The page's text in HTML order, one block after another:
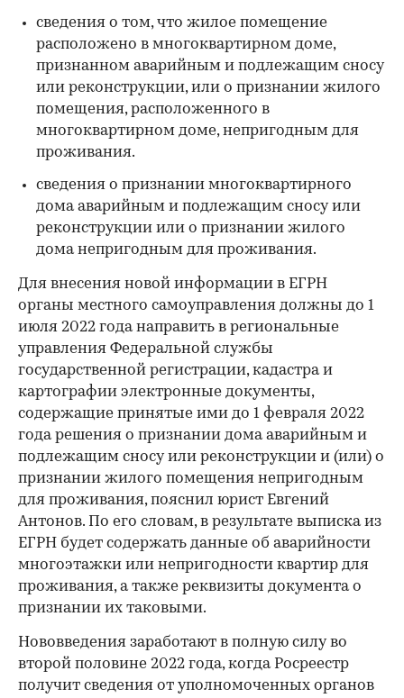
сведения о том, что жилое помещение
расположено в многоквартирном доме,
признанном аварийным и подлежащим сносу
или реконструкции, или о признании жилого
помещения, расположенного в
многоквартирном доме, непригодным для
проживания.
сведения о признании многоквартирного
дома аварийным и подлежащим сносу или
реконструкции или о признании жилого
дома непригодным для проживания.
Для внесения новой информации в ЕГРН
органы местного самоуправления должны до 1
июля 2022 года направить в региональные
управления Федеральной службы
государственной регистрации, кадастра и
картографии электронные документы,
содержащие принятые ими до 1 февраля 2022
года решения о признании дома аварийным и
подлежащим сносу или реконструкции и (или) о
признании жилого помещения непригодным
для проживания, пояснил юрист Евгений
Антонов. По его словам, в результате выписка из
ЕГРН будет содержать данные об аварийности
многоэтажки или непригодности квартир для
проживания, а также реквизиты документа о
признании их таковыми.
Нововведения заработают в полную силу во
второй половине 2022 года, когда Росреестр
получит сведения от уполномоченных органов